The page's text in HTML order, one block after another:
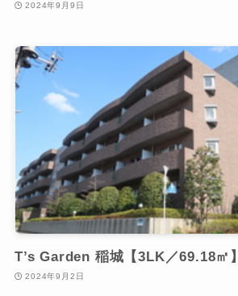
2024年9月9日
T’s Garden 稲城【3LK／69.18㎡】
2024年9月2日